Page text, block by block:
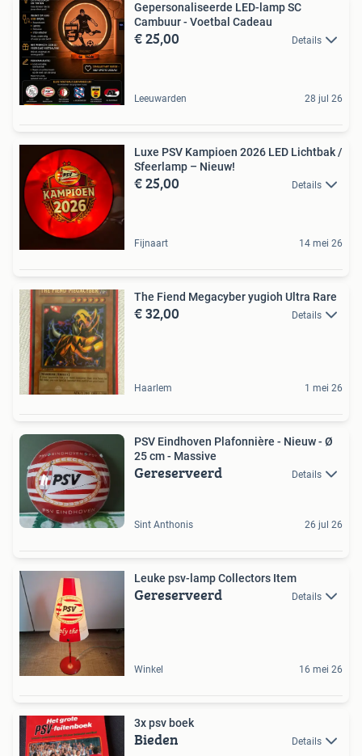
Gepersonaliseerde LED-lamp SC
Cambuur - Voetbal Cadeau
€ 25,00 Details
Leeuwarden 28 jul 26
Luxe PSV Kampioen 2026 LED Lichtbak /
Sfeerlamp – Nieuw!
€ 25,00 Details
Fijnaart 14 mei 26
The Fiend Megacyber yugioh Ultra Rare
€ 32,00 Details
Haarlem 1 mei 26
PSV Eindhoven Plafonnière - Nieuw - Ø
25 cm - Massive
Gereserveerd Details
Sint Anthonis 26 jul 26
Leuke psv-lamp Collectors Item
Gereserveerd Details
Winkel 16 mei 26
3x psv boek
Bieden Details